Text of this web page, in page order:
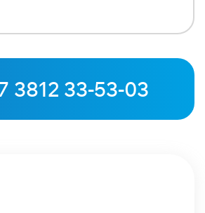
3812 33-53-03